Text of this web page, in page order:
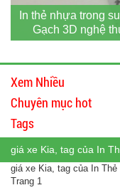
In thẻ nhựa trong
Gạch 3D nghệ
Xem Nhiều
Chuyên mục hot
Tags
giá xe Kia, tag của In
giá xe Kia, tag của In
Trang 1